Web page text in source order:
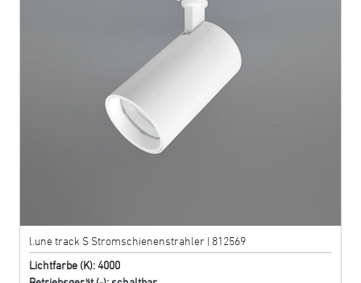
l.une track S Stromschienenstrahler | 812569
Lichtfarbe (K): 4000